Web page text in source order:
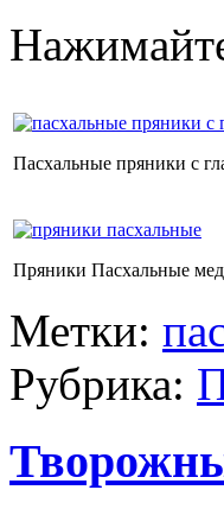
Пасхальные пряники с
Пряники Пасхальные
Метки:
Рубрика: